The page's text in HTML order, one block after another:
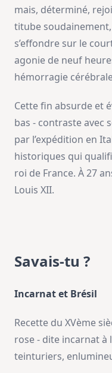
mais, déterminé,
titube
s’effondre sur le
agonie de neuf
hémorragie
Cette fin absurde et
bas - contraste avec
par l’expédition en
historiques qui
roi de France. À 27
Louis XII.
Savais-tu ?
Incarnat et Brésil
Recette du XVème
rose - dite incarnat à
teinturiers,